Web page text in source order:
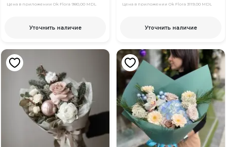
Цена в приложении Ok Flora 980,00 MDL
Уточнить наличие
Цена в приложении Ok Flora 3119,00 MDL
Уточнить наличие